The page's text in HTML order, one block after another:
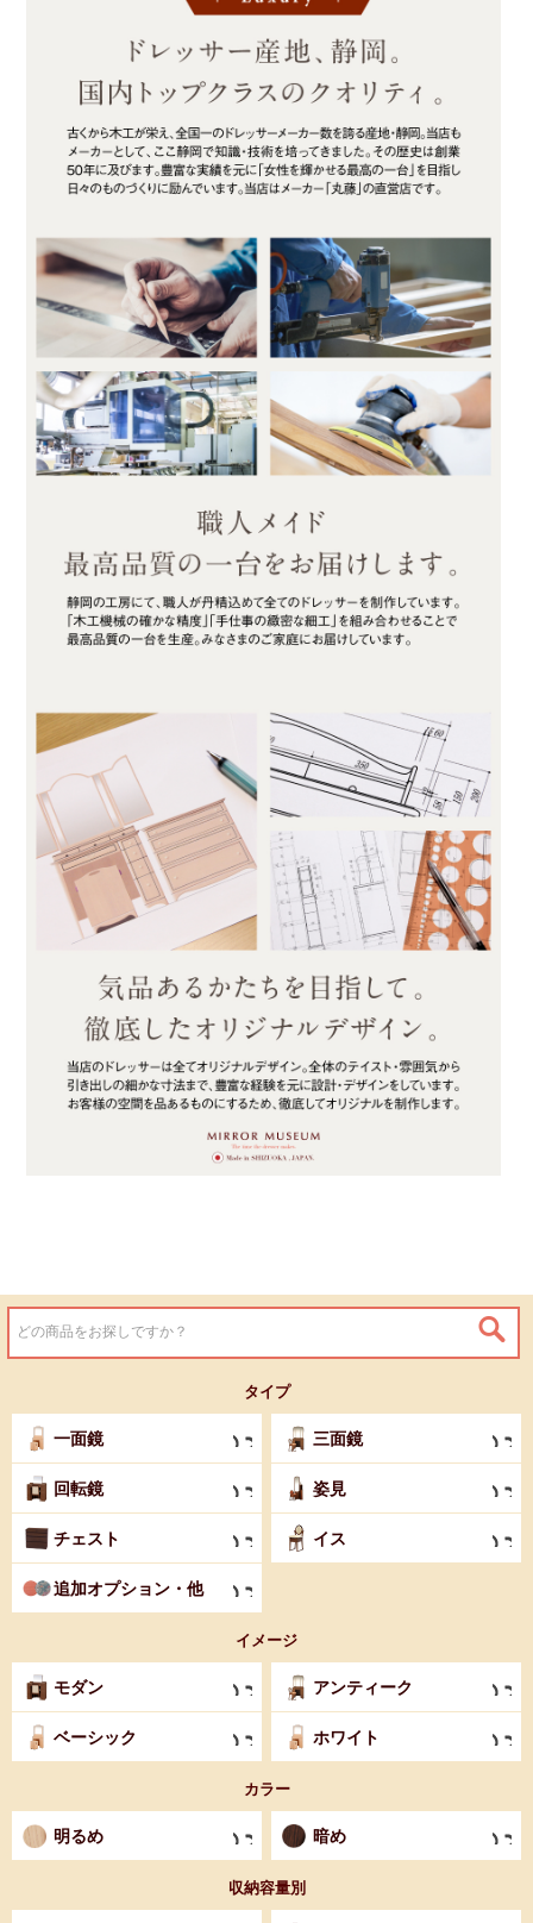
タイプ
一面鏡 三面鏡
回転鏡 姿見
チェスト イス
追加オプション・他
イメージ
モダン アンティーク
ベーシック ホワイト
カラー
明るめ 暗め
収納容量別